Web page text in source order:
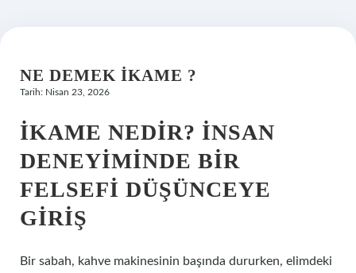
Hakkımızda
NE DEMEK IKAME ?
Tarih: Nisan 23, 2026
İKAME NEDIR? İNSAN
DENEYIMINDE BIR
FELSEFI DÜŞÜNCEYE
GIRIŞ
Bir sabah, kahve makinesinin başında dururken, elimdeki